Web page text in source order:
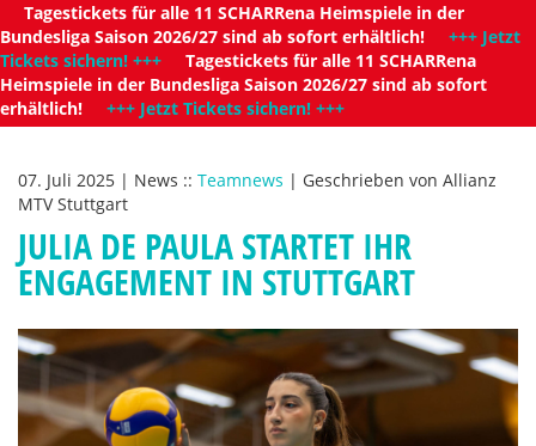
Tagestickets für alle 11 SCHARRena Heimspiele in der
Bundesliga Saison 2026/27 sind ab sofort erhältlich! +++ Jetzt
Tickets sichern! +++ Tagestickets für alle 11 SCHARRena
Heimspiele in der Bundesliga Saison 2026/27 sind ab sofort
erhältlich! +++ Jetzt Tickets sichern! +++
07. Juli 2025 | News :: Teamnews | Geschrieben von Allianz
MTV Stuttgart
JULIA DE PAULA STARTET IHR
ENGAGEMENT IN STUTTGART